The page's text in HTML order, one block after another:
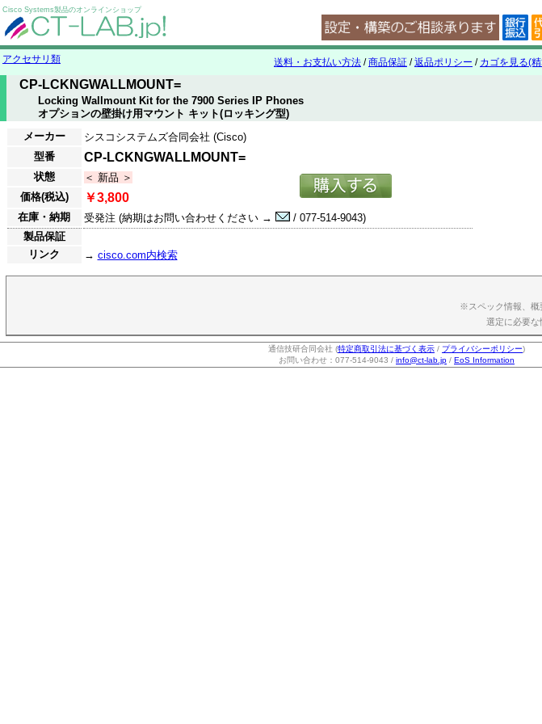
Cisco Systems製品のオンラインショップ
アクセサリ類 送料・お支払い方法 /商品保証 /返品ポリシー / カゴを見る(
CP-LCKNGWALLMOUNT=
Locking Wallmount Kit for the 7900 Series IP Phones
オプションの壁掛け用マウント キット(ロッキング型)
メーカー
シスコシステムズ合同会社 (Cisco)
型番
CP-LCKNGWALLMOUNT=
状態
＜ 新品 ＞
価格(税込)
￥3,800
在庫・納期 受発注 (納期はお問い合わせください →
/ 077-514-9043)
製品保証
リンク
→ cisco.com内検索
※スペック情報、概
選定に必要な
通信技研合同会社 (特定商取引法に基づく表示 / プライバシーポリシー)
お問い合わせ：077-514-9043 / info@ct-lab.jp / EoS Information